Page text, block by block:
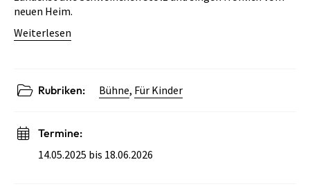
neuen Heim.
Weiterlesen
Rubriken: Bühne, Für Kinder
Termine:
14.05.2025 bis 18.06.2026